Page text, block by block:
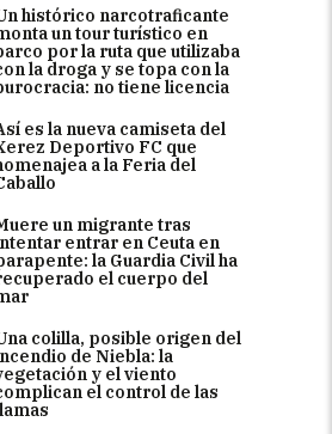
histórico narcotraficante
un tour turístico en
por la ruta que utilizaba
la droga y se topa con la
no tiene licencia
es la nueva camiseta del
Deportivo FC que
a la Feria del
un migrante tras
entrar en Ceuta en
la Guardia Civil ha
el cuerpo del
colilla, posible origen del
de Niebla: la
y el viento
el control de las